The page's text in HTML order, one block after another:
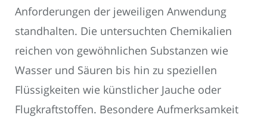
Anforderungen der jeweiligen Anwendung
standhalten. Die untersuchten Chemikalien
reichen von gewöhnlichen Substanzen wie
Wasser und Säuren bis hin zu speziellen
Flüssigkeiten wie künstlicher Jauche oder
Flugkraftstoffen. Besondere Aufmerksamkeit